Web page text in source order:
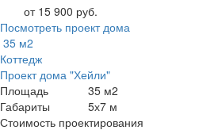
от 15 900 руб.
Посмотреть проект дома
35 м2
Коттедж
Проект дома "Хейли"
Площадь
35 м2
Габариты
5х7 м
Стоимость проектирования